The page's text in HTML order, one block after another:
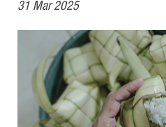
31 Mar 2025